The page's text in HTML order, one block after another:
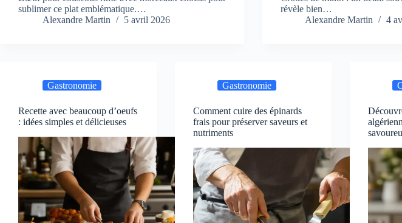
sublimer ce plat emblématique.…
Alexandre Martin
5 avril 2026
révèle bien…
Alexandre Martin
4
Gastronomie
Recette avec beaucoup d’oeufs
: idées simples et délicieuses
Gastronomie
Comment cuire des épinards
frais pour préserver saveurs et
nutriments